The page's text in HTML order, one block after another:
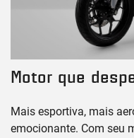
Motor que
Mais esportiva, mais
emocionante. Com seu